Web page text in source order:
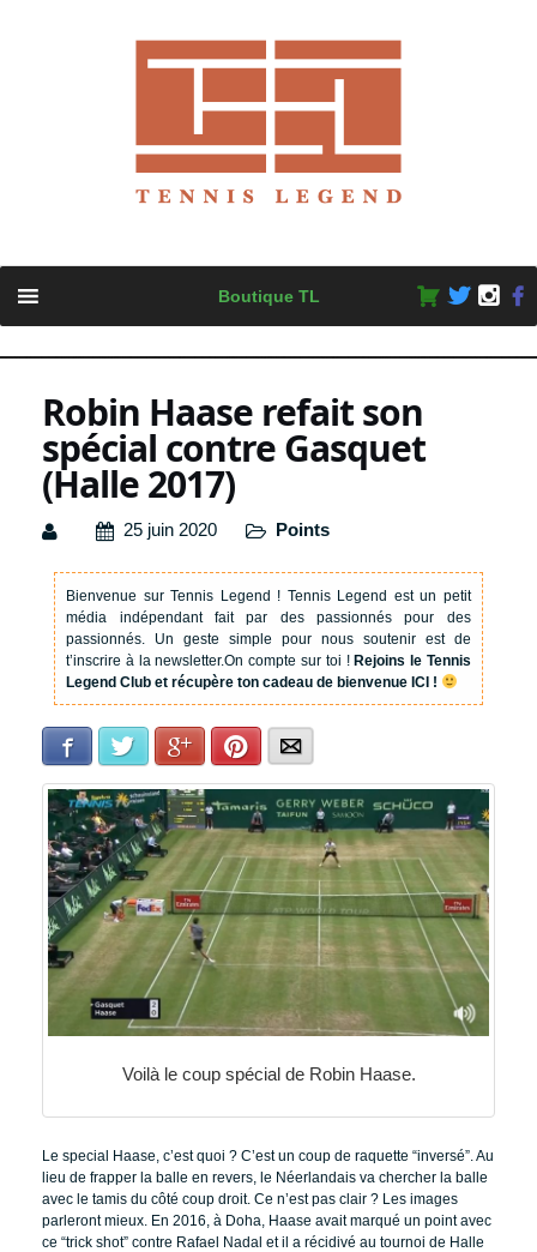
content
Boutique TL
Robin Haase refait son
spécial contre Gasquet
(Halle 2017)
25 juin 2020 Points
Bienvenue sur Tennis Legend ! Tennis Legend est un petit
média indépendant fait par des passionnés pour des
passionnés. Un geste simple pour nous soutenir est de
t’inscrire à la newsletter.On compte sur toi !Rejoins le Tennis
Legend Club et récupère ton cadeau de bienvenue ICI !
Facebook Twitter Google+Pinterest
Voilà le coup spécial de Robin Haase.
Le special Haase, c’est quoi ? C’est un coup de raquette “inversé”. Au
lieu de frapper la balle en revers, le Néerlandais va chercher la balle
avec le tamis du côté coup droit. Ce n’est pas clair ? Les images
parleront mieux. En 2016, à Doha, Haase avait marqué un point avec
ce “trick shot” contre Rafael Nadal et il a récidivé au tournoi de Halle